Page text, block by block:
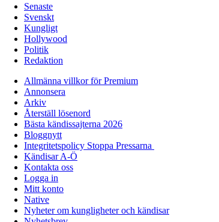
Senaste
Svenskt
Kungligt
Hollywood
Politik
Redaktion
Allmänna villkor för Premium
Annonsera
Arkiv
Återställ lösenord
Bästa kändissajterna 2026
Bloggnytt
Integritetspolicy Stoppa Pressarna
Kändisar A-Ö
Kontakta oss
Logga in
Mitt konto
Native
Nyheter om kungligheter och kändisar